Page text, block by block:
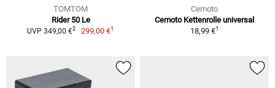
TOMTOM
Rider 50 Le
UVP 349,00 €2 299,00 €1
Cemoto
Cemoto Kettenrolle universal
18,99 €1